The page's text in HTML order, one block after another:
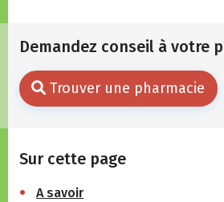
Demandez conseil à votre
Trouver une pharmacie
Sur cette page
A savoir